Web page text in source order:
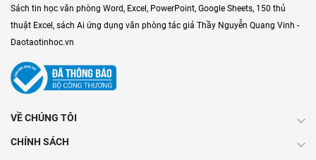
Sách tin học văn phòng Word, Excel, PowerPoint, Google Sheets, 150 thủ
thuật Excel, sách Ai ứng dụng văn phòng tác giả Thầy Nguyễn Quang Vinh -
Daotaotinhoc.vn
VỀ CHÚNG TÔI
CHÍNH SÁCH